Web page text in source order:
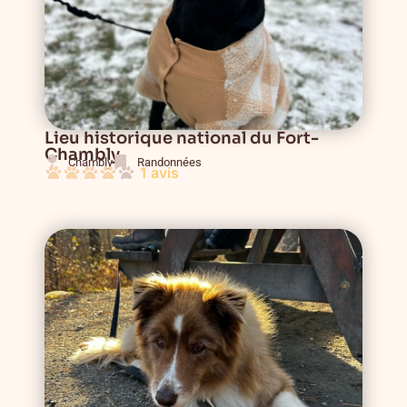
Lieu historique national du Fort-
Chambly
Chambly Randonnées
1 avis